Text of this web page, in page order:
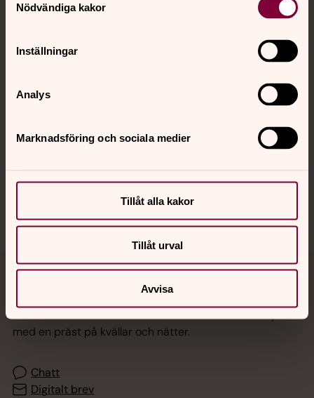
Nödvändiga kakor
Inställningar
Analys
Marknadsföring och sociala medier
Tillåt alla kakor
Tillåt urval
Avvisa
Kontakt
Sociala kanaler
Jourhavande präst
Akut samtals- och krisstöd. Prata eller chatta anonymt
med en präst på kvällar och nätter.
Chatt
Digitalt brev